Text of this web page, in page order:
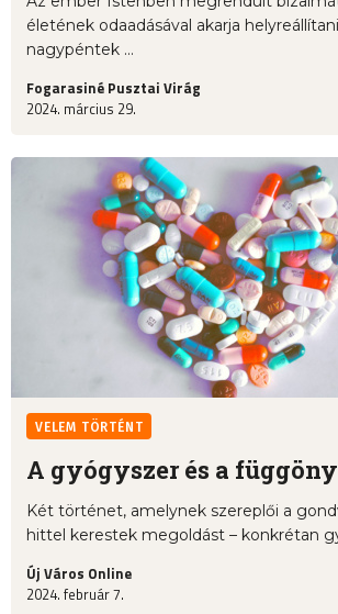
életének odaadásával akarja
nagypéntek ...
Fogarasiné Pusztai Virág
2024. március 29.
VELEM TÖRTÉNT
A gyógyszer és a
Két történet, amelynek szereplői a
hittel kerestek megoldást – konkrétan
Új Város Online
2024. február 7.